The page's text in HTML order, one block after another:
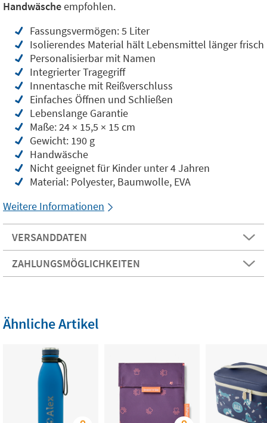
Handwäscheempfohlen.
Fassungsvermögen: 5 Liter
Isolierendes Material hält Lebensmittel länger frisch
Personalisierbar mit Namen
Integrierter Tragegriff
Innentasche mit Reißverschluss
Einfaches Öffnen und Schließen
Lebenslange Garantie
Maße: 24 × 15,5 × 15 cm
Gewicht: 190 g
Handwäsche
Nicht geeignet für Kinder unter 4 Jahren
Material: Polyester, Baumwolle, EVA
Weitere Informationen
VERSANDDATEN
ZAHLUNGSMÖGLICHKEITEN
Ähnliche Artikel